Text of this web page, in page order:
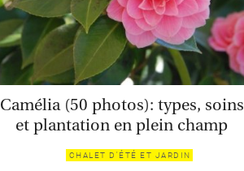
Camélia (50 photos): types, soins
et plantation en plein champ
CHALET D'ÉTÉ ET JARDIN